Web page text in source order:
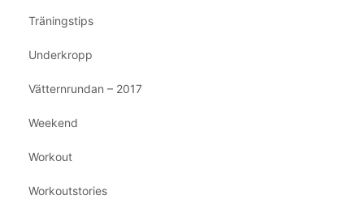
Träningstips
Underkropp
Vätternrundan – 2017
Weekend
Workout
Workoutstories